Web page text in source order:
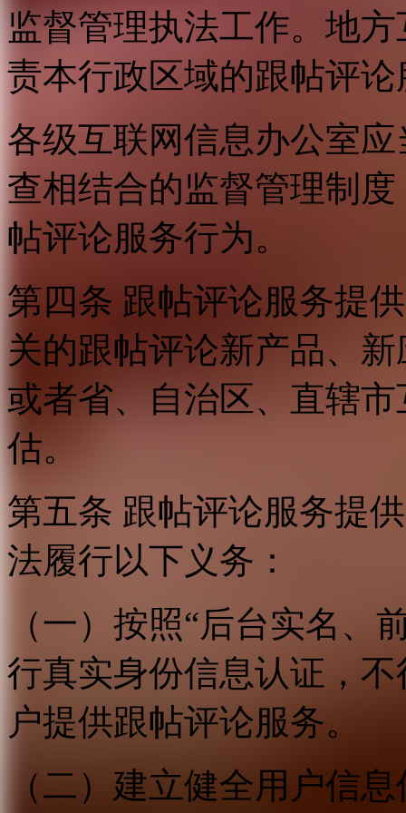
监督管理执法工作。地
责本行政区域的跟帖评
各级互联网信息办公室
查相结合的监督管理制
帖评论服务行为。
第四条 跟帖评论服务提
关的跟帖评论新产品、
或者省、自治区、直辖
估。
第五条 跟帖评论服务提
法履行以下义务：
（一）按照“后台实名、
行真实身份信息认证，
户提供跟帖评论服务。
（二）建立健全用户信